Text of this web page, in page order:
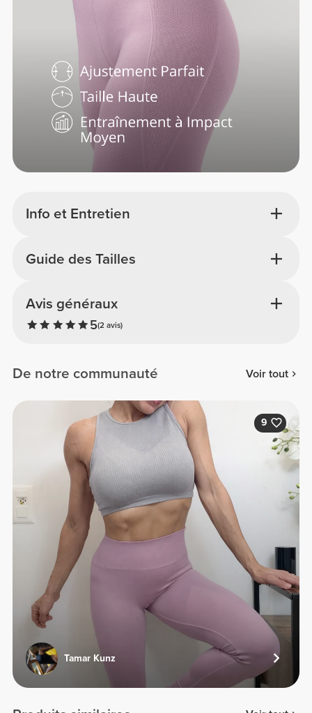
Info et Entretien
Avis généraux
5(2 avis)
Guide des Tailles
De notre communauté Voir tout
9
Tamar Kunz